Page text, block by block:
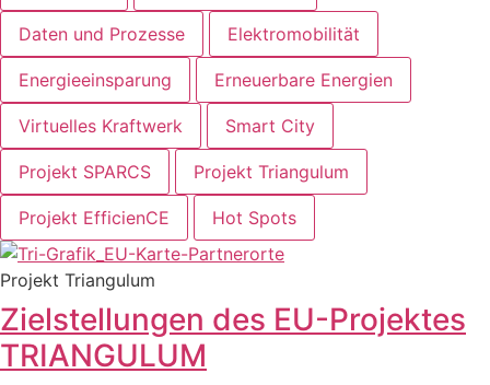
Daten und Prozesse Elektromobilität
Energieeinsparung Erneuerbare Energien
Virtuelles Kraftwerk Smart City
Projekt SPARCS Projekt Triangulum
Projekt EfficienCE Hot Spots
Projekt Triangulum
Zielstellungen des EU-Projektes
TRIANGULUM